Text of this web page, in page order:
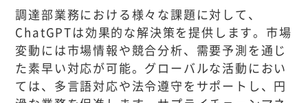
調達部業務における様々な課題に対して、
ChatGPTは効果的な解決策を提供します。市場
変動には市場情報や競合分析、需要予測を通じ
た素早い対応が可能。グローバルな活動におい
ては、多言語対応や法令遵守をサポートし、円